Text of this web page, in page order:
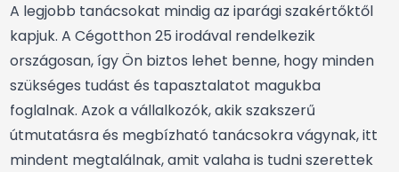
A legjobb tanácsokat mindig az iparági szakértőktől
kapjuk. A Cégotthon 25 irodával rendelkezik
országosan, így Ön biztos lehet benne, hogy minden
szükséges tudást és tapasztalatot magukba
foglalnak. Azok a vállalkozók, akik szakszerű
útmutatásra és megbízható tanácsokra vágynak, itt
mindent megtalálnak, amit valaha is tudni szerettek